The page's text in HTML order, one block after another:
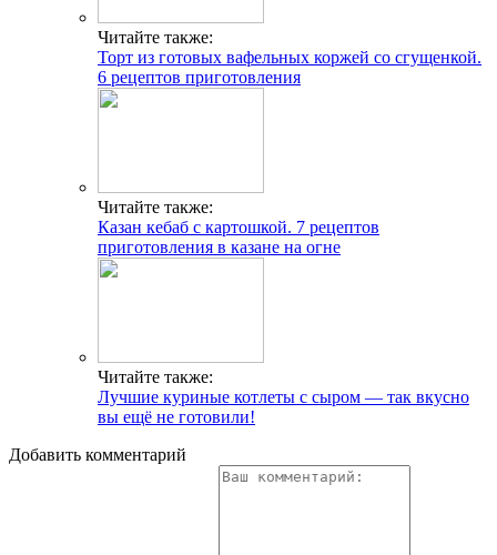
Читайте также:
Торт из готовых вафельных коржей со сгущенкой.
6 рецептов приготовления
Читайте также:
Казан кебаб с картошкой. 7 рецептов
приготовления в казане на огне
Читайте также:
Лучшие куриные котлеты с сыром — так вкусно
вы ещё не готовили!
Добавить комментарий